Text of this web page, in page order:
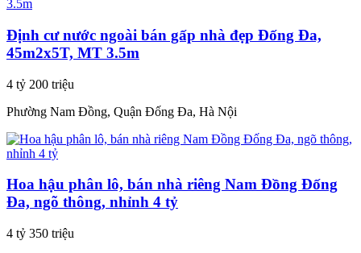
Định cư nước ngoài bán gấp nhà đẹp Đống Đa,
45m2x5T, MT 3.5m
4 tỷ 200 triệu
Phường Nam Đồng, Quận Đống Đa, Hà Nội
Hoa hậu phân lô, bán nhà riêng Nam Đồng Đống
Đa, ngõ thông, nhỉnh 4 tỷ
4 tỷ 350 triệu